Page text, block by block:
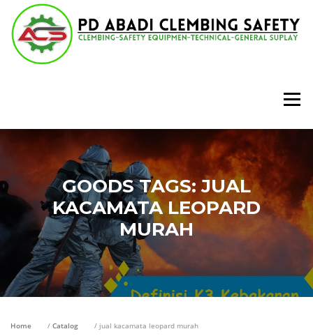
Lompat
konten
Menu
GOODS TAGS:JUAL
KACAMATA LEOPARD
MURAH
Home / Catalog / jual kacamata leopard murah